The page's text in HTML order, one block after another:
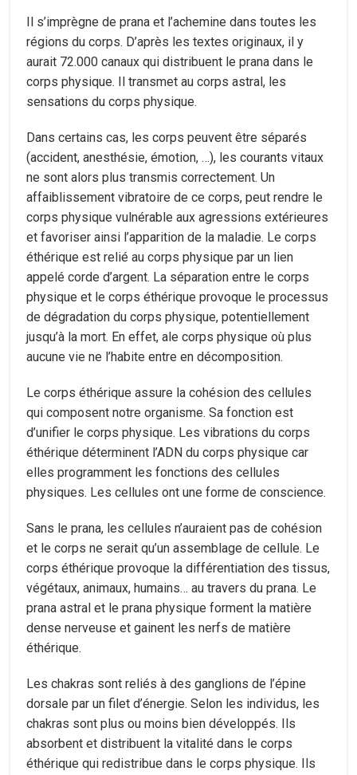
Il s’imprègne de prana et l’achemine dans toutes les
régions du corps. D’après les textes originaux, il y
aurait 72.000 canaux qui distribuent le prana dans le
corps physique. Il transmet au corps astral, les
sensations du corps physique.
Dans certains cas, les corps peuvent être séparés
(accident, anesthésie, émotion, …), les courants vitaux
ne sont alors plus transmis correctement. Un
affaiblissement vibratoire de ce corps, peut rendre le
corps physique vulnérable aux agressions extérieures
et favoriser ainsi l’apparition de la maladie. Le corps
éthérique est relié au corps physique par un lien
appelé corde d’argent. La séparation entre le corps
physique et le corps éthérique provoque le processus
de dégradation du corps physique, potentiellement
jusqu’à la mort. En effet, ale corps physique où plus
aucune vie ne l’habite entre en décomposition.
Le corps éthérique assure la cohésion des cellules
qui composent notre organisme. Sa fonction est
d’unifier le corps physique. Les vibrations du corps
éthérique déterminent l’ADN du corps physique car
elles programment les fonctions des cellules
physiques. Les cellules ont une forme de conscience.
Sans le prana, les cellules n’auraient pas de cohésion
et le corps ne serait qu’un assemblage de cellule. Le
corps éthérique provoque la différentiation des tissus,
végétaux, animaux, humains… au travers du prana. Le
prana astral et le prana physique forment la matière
dense nerveuse et gainent les nerfs de matière
éthérique.
Les chakras sont reliés à des ganglions de l’épine
dorsale par un filet d’énergie. Selon les individus, les
chakras sont plus ou moins bien développés. Ils
absorbent et distribuent la vitalité dans le corps
éthérique qui redistribue dans le corps physique. Ils